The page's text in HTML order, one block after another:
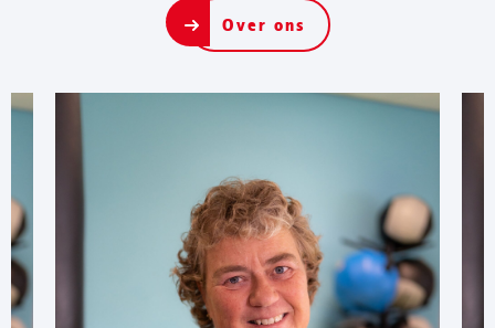
Over ons